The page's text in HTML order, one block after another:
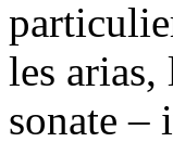
les arias,
sonate –